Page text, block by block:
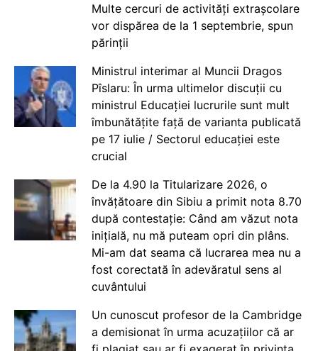
Multe cercuri de activități extrașcolare
vor dispărea de la 1 septembrie, spun
părinții
Ministrul interimar al Muncii Dragos
Pîslaru: În urma ultimelor discuții cu
ministrul Educației lucrurile sunt mult
îmbunătățite față de varianta publicată
pe 17 iulie / Sectorul educației este
crucial
De la 4.90 la Titularizare 2026, o
învățătoare din Sibiu a primit nota 8.70
după contestație: Când am văzut nota
inițială, nu mă puteam opri din plâns.
Mi-am dat seama că lucrarea mea nu a
fost corectată în adevăratul sens al
cuvântului
Un cunoscut profesor de la Cambridge
a demisionat în urma acuzațiilor că ar